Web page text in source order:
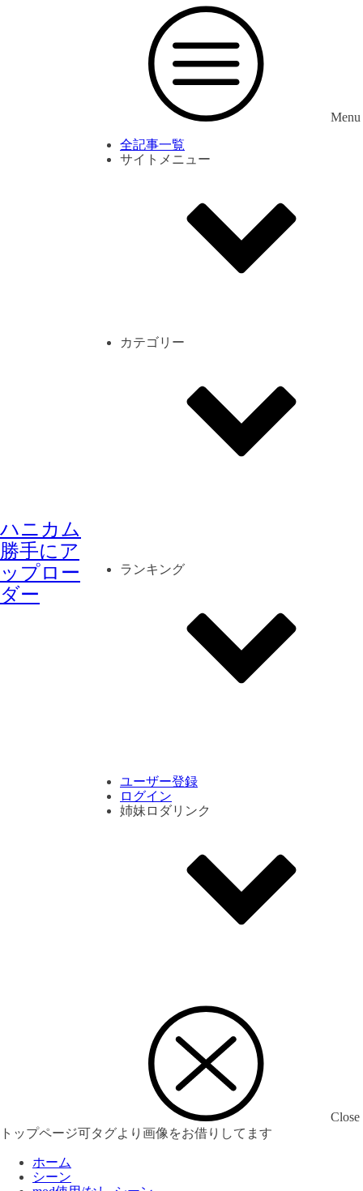
ハニカム
勝手にア
ップロー
ダー
Menu
全記事一覧
サイトメニュー
カテゴリー
ランキング
ユーザー登録
ログイン
姉妹ロダリンク
Close
トップページ可タグより画像をお借りしてます
ホーム
シーン